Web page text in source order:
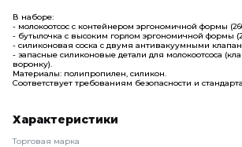
В наборе:
- молокоотсос с контейнером эргономичной формы
- бутылочка с высоким горлом эргономичной формы
- силиконовая соска с двумя антивакуумными
- запасные силиконовые детали для молокоотсоса
воронку).
Материалы: полипропилен, силикон.
Соответствует требованиям безопасности и
Характеристики
Торговая марка